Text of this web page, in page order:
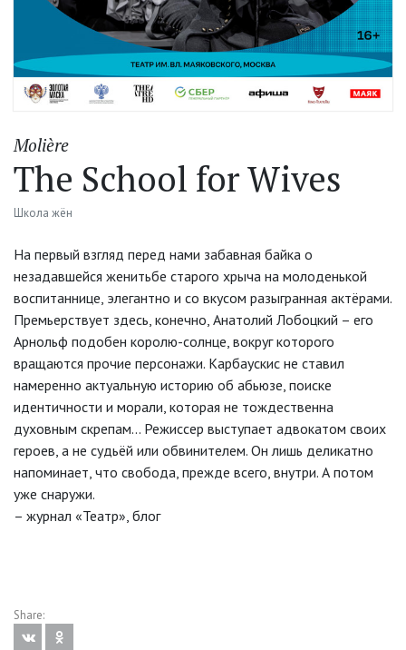
Molière
The School for Wives
Школа жён
На первый взгляд перед нами забавная байка о
незадавшейся женитьбе старого хрыча на молоденькой
воспитаннице, элегантно и со вкусом разыгранная актёрами.
Премьерствует здесь, конечно, Анатолий Лобоцкий – его
Арнольф подобен королю-солнце, вокруг которого
вращаются прочие персонажи. Карбаускис не ставил
намеренно актуальную историю об абьюзе, поиске
идентичности и морали, которая не тождественна
духовным скрепам... Режиссер выступает адвокатом своих
героев, а не судьёй или обвинителем. Он лишь деликатно
напоминает, что свобода, прежде всего, внутри. А потом
уже снаружи.
– журнал «Театр», блог
Share: